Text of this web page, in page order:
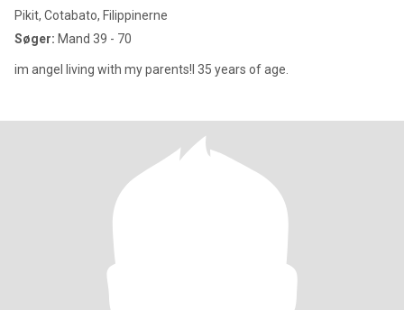
Pikit, Cotabato, Filippinerne
Søger: Mand 39 - 70
im angel living with my parents!I 35 years of age.